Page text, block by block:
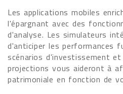
Les applications mobiles
l'épargnant avec des
d'analyse. Les simulateurs
d'anticiper les performances
scénarios d'investissement
projections vous aideront à
patrimoniale en fonction de